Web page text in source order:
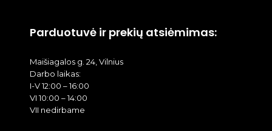
Parduotuvė ir prekių atsiėmimas:
Maišiagalos g. 24, Vilnius
Darbo laikas:
I-V 12:00 – 16:00
VI 10:00 – 14:00
VII nedirbame